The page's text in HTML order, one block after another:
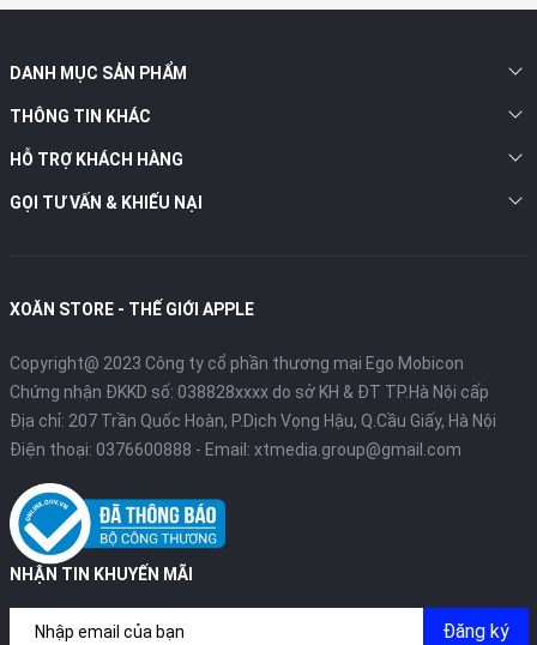
DANH MỤC SẢN PHẨM
THÔNG TIN KHÁC
HỖ TRỢ KHÁCH HÀNG
GỌI TƯ VẤN & KHIẾU NẠI
XOĂN STORE - THẾ GIỚI APPLE
Copyright@ 2023 Công ty cổ phần thương mại Ego Mobicon
Chứng nhận ĐKKD số: 038828xxxx do sở KH & ĐT TP.Hà Nội cấp
Địa chỉ: 207 Trần Quốc Hoàn, P.Dịch Vọng Hậu, Q.Cầu Giấy, Hà Nội
Điện thoại: 0376600888 - Email: xtmedia.group@gmail.com
NHẬN TIN KHUYẾN MÃI
Đăng ký